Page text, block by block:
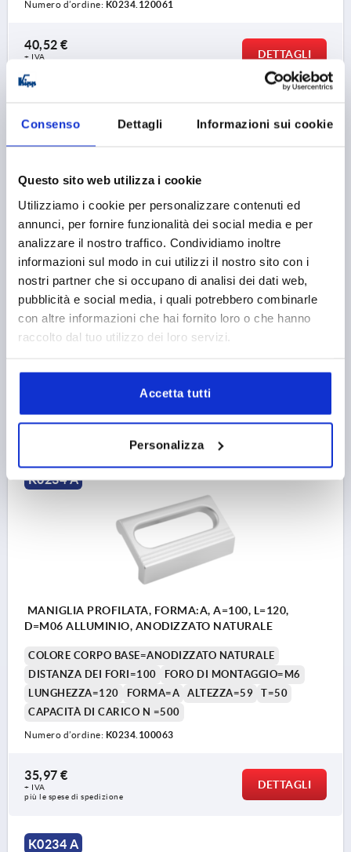
Consenso Dettagli Informazioni sui cookie
Questo sito web utilizza i cookie
Utilizziamo i cookie per personalizzare contenuti ed
annunci, per fornire funzionalità dei social media e per
analizzare il nostro traffico. Condividiamo inoltre
informazioni sul modo in cui utilizzi il nostro sito con i
nostri partner che si occupano di analisi dei dati web,
pubblicità e social media, i quali potrebbero combinarle
con altre informazioni che hai fornito loro o che hanno
raccolto dal tuo utilizzo dei loro servizi.
Accetta tutti
Personalizza
Numero d’ordine: K0234.120061
40,52 €
+ IVA
DETTAGLI
MANIGLIA PROFILATA, FORMA:A, A=86, L=106, D=M06
ALLUMINIO, ANODIZZATO NATURALE
COLORE CORPO BASE=ANODIZZATO NATURALE
FORO DI MONTAGGIO=M6
+ IVA
DETTAGLI
K0234 A
MANIGLIA PROFILATA, FORMA:A, A=100, L=120,
D=M06 ALLUMINIO, ANODIZZATO NATURALE
COLORE CORPO BASE=ANODIZZATO NATURALE
DISTANZA DEI FORI=100
FORO DI MONTAGGIO=M6
LUNGHEZZA=120
FORMA=A ALTEZZA=59
T=50
CAPACITÀ DI CARICO N =500
Numero d’ordine: K0234.100063
35,97 €
+ IVA
più le spese di spedizione
DETTAGLI
K0234 A